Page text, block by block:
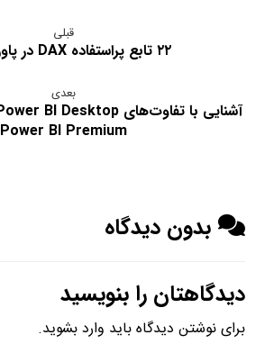
قبلی
۲۲ تابع پراستفاده DAX در پاور بی ای
بعدی
Power BI Premium
بدون دیدگاه
دیدگاهتان را بنویسید
برای نوشتن دیدگاه باید وارد بشوید.